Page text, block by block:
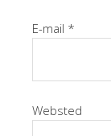
E-mail *
Websted